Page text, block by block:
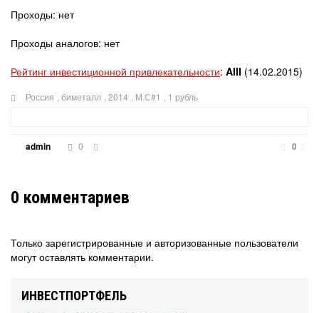
Проходы: нет
Проходы аналогов: нет
Рейтинг инвестиционной привлекательности: AIII (14.02.2015)
Россия биметалл 2014 М.С#1 1 рубль
admin 0 0
0 комментариев
Только зарегистрированные и авторизованные пользователи
могут оставлять комментарии.
ИНВЕСТПОРТФЕЛЬ